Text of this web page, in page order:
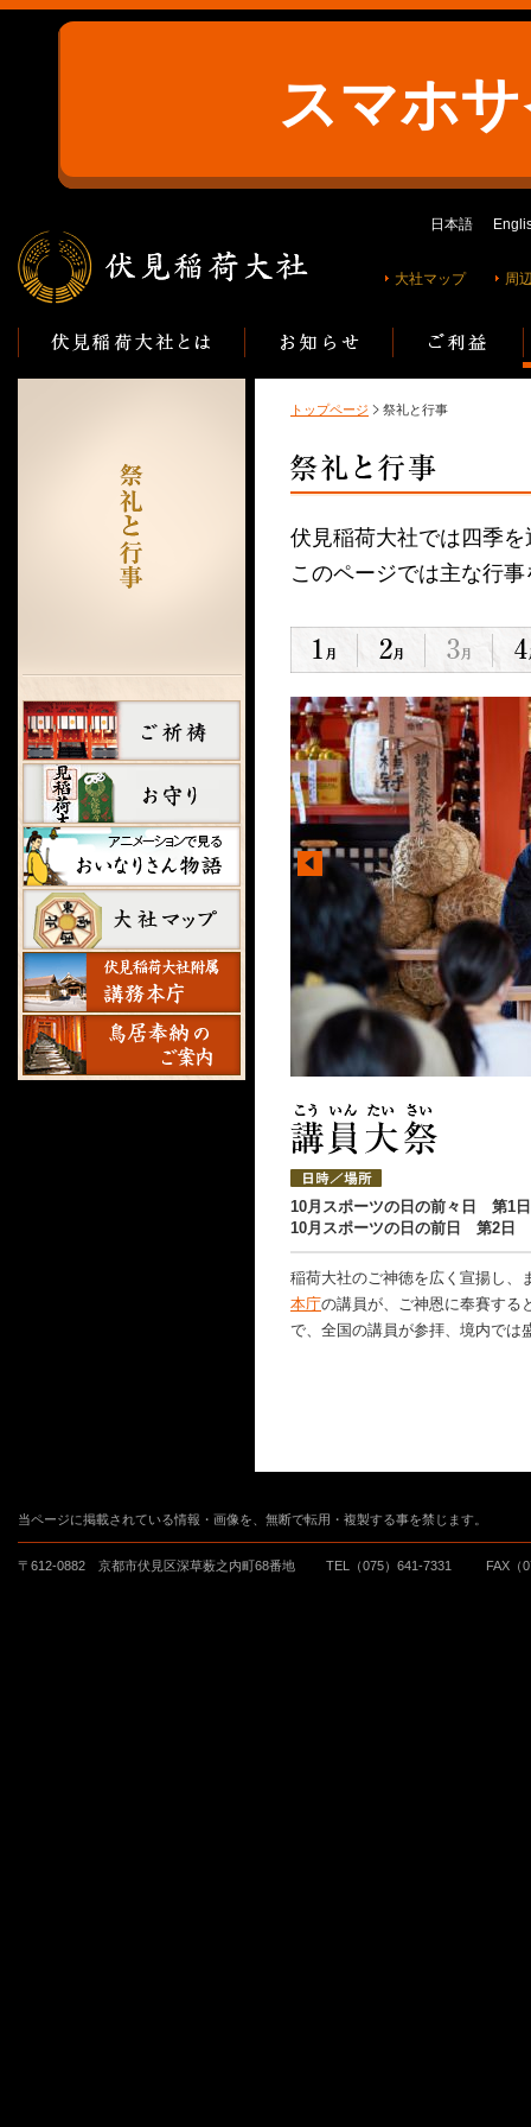
スマホ
日本語
大社マップ 周
トップページ 祭礼と行事
伏見稲荷大社では四季
このページでは主な行
10月スポーツの日の前々日 第1
10月スポーツの日の前日 第2日
稲荷大社のご神徳を広く宣揚し、
本庁の講員が、ご神恩に奉賽する
で、全国の講員が参拝、境内では
当ページに掲載されている情報・画像を、無断で転用・複製する事を禁じます。
〒612-0882 京都市伏見区深草薮之内町68番地 TEL（075）641-7331 FAX（